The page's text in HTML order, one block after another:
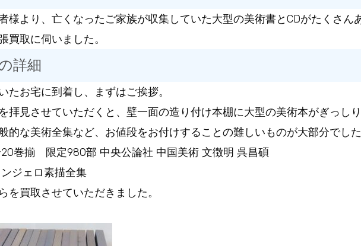
様より、亡くなったご家族が収集していた大型の美術書とCDがたくさん
買取に伺いました。
詳細
たお宅に到着し、まずはご挨拶。
拝見させていただくと、壁一面の造り付け本棚に大型の美術本がぎっしり
的な美術全集など、お値段をお付けすることの難しいものが大部分でした
巻揃 限定980部 中央公論社 中国美術 文徴明 呉昌碩
ジェロ素描全集
を買取させていただきました。